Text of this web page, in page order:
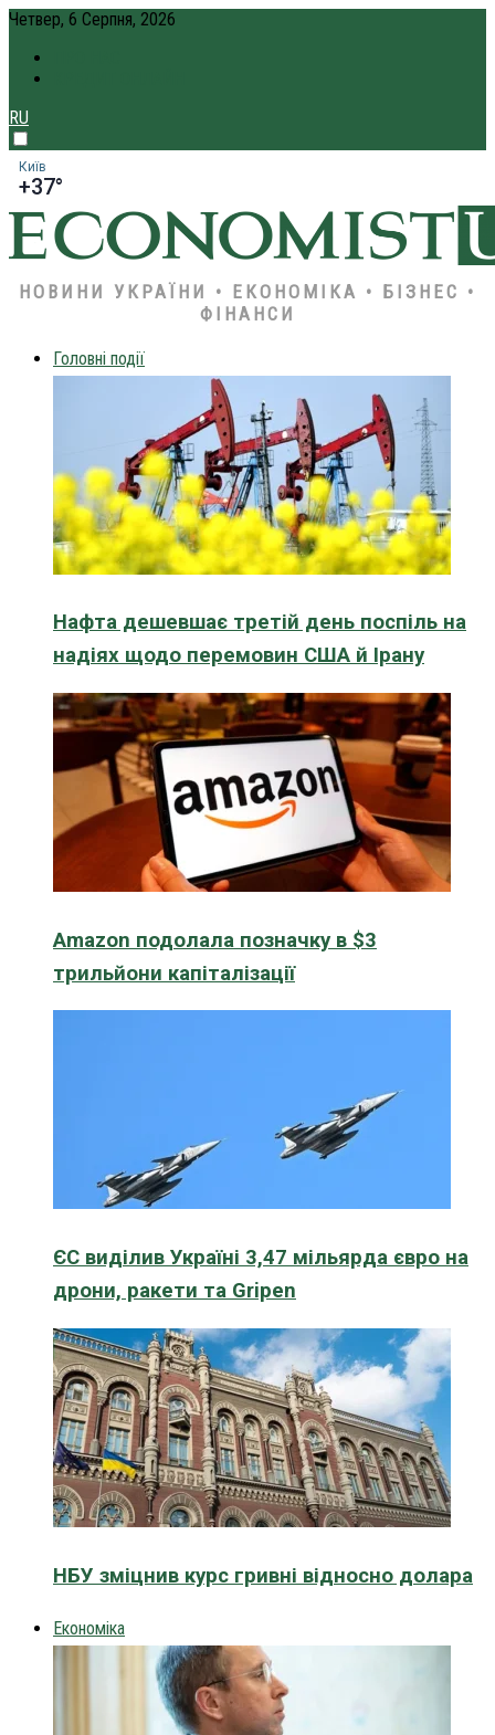
Четвер, 6 Серпня, 2026
RU
Київ
+37°
НОВИНИ УКРАЇНИ • ЕКОНОМІКА • БІЗНЕС •
ФІНАНСИ
Головні події
Нафта дешевшає третій день поспіль на
надіях щодо перемовин США й Ірану
Amazon подолала позначку в $3
трильйони капіталізації
ЄС виділив Україні 3,47 мільярда євро на
дрони, ракети та Gripen
НБУ зміцнив курс гривні відносно долара
Економіка